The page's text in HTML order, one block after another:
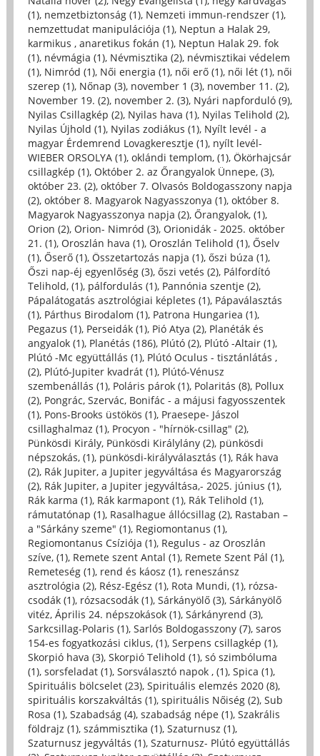
(1), nemzetbiztonság (1), Nemzeti immun-rendszer (1),
nemzettudat manipulációja (1), Neptun a Halak 29,
karmikus , anaretikus fokán (1), Neptun Halak 29. fok
(1), névmágia (1), Névmisztika (2), névmisztikai védelem
(1), Nimród (1), Női energia (1), női erő (1), női lét (1), női
szerep (1), Nőnap (3), november 1 (3), november 11. (2),
November 19. (2), november 2. (3), Nyári napforduló (9),
Nyilas Csillagkép (2), Nyilas hava (1), Nyilas Telihold (2),
Nyilas Újhold (1), Nyilas zodiákus (1), Nyílt levél - a
magyar Érdemrend Lovagkeresztje (1), nyílt levél-
WIEBER ORSOLYA (1), oklándi templom, (1), Ökörhajcsár
csillagkép (1), Október 2. az Őrangyalok Ünnepe, (3),
október 23. (2), október 7. Olvasós Boldogasszony napja
(2), október 8. Magyarok Nagyasszonya (1), október 8.
Magyarok Nagyasszonya napja (2), Őrangyalok, (1),
Orion (2), Orion- Nimród (3), Orionidák - 2025. október
21. (1), Oroszlán hava (1), Oroszlán Telihold (1), Őselv
(1), Őserő (1), Összetartozás napja (1), őszi búza (1),
Őszi nap-éj egyenlőség (3), őszi vetés (2), Pálfordító
Telihold, (1), pálfordulás (1), Pannónia szentje (2),
Pápalátogatás asztrológiai képletes (1), Pápaválasztás
(1), Párthus Birodalom (1), Patrona Hungariea (1),
Pegazus (1), Perseidák (1), Pió Atya (2), Planéták és
angyalok (1), Planétás (186), Plútó (2), Plútó -Altair (1),
Plútó -Mc együttállás (1), Plútó Oculus - tisztánlátás ,
(2), Plútó-Jupiter kvadrát (1), Plútó-Vénusz
szembenállás (1), Poláris párok (1), Polaritás (8), Pollux
(2), Pongrác, Szervác, Bonifác - a májusi fagyosszentek
(1), Pons-Brooks üstökös (1), Praesepe- Jászol
csillaghalmaz (1), Procyon - "hírnök-csillag" (2),
Pünkösdi Király, Pünkösdi Királylány (2), pünkösdi
népszokás, (1), pünkösdi-királyválasztás (1), Rák hava
(2), Rák Jupiter, a Jupiter jegyváltása és Magyarország
(2), Rák Jupiter, a Jupiter jegyváltása,- 2025. június (1),
Rák karma (1), Rák karmapont (1), Rák Telihold (1),
rámutatónap (1), Rasalhague állócsillag (2), Rastaban –
a "Sárkány szeme" (1), Regiomontanus (1),
Regiomontanus Csíziója (1), Regulus - az Oroszlán
szíve, (1), Remete szent Antal (1), Remete Szent Pál (1),
Remeteség (1), rend és káosz (1), reneszánsz
asztrológia (2), Rész-Egész (1), Rota Mundi, (1), rózsa-
csodák (1), rózsacsodák (1), Sárkányölő (3), Sárkányölő
vitéz, Április 24. népszokások (1), Sárkányrend (3),
Sarkcsillag-Polaris (1), Sarlós Boldogasszony (7), saros
154-es fogyatkozási ciklus, (1), Serpens csillagkép (1),
Skorpió hava (3), Skorpió Telihold (1), só szimbóluma
(1), sorsfeladat (1), Sorsválasztó napok , (1), Spica (1),
Spirituális bölcselet (23), Spirituális elemzés 2020 (8),
spirituális korszakváltás (1), spirituális Nőiség (2), Sub
Rosa (1), Szabadság (4), szabadság népe (1), Szakrális
földrajz (1), számmisztika (1), Szaturnusz (1),
Szaturnusz jegyváltás (1), Szaturnusz- Plútó együttállás